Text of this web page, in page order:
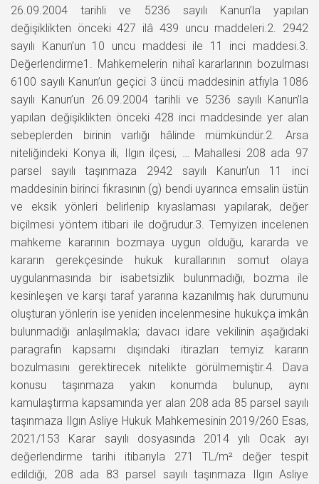
26.09.2004 tarihli ve 5236 sayılı Kanun’la yapılan
değişiklikten önceki 427 ilâ 439 uncu maddeleri.2. 2942
sayılı Kanun’un 10 uncu maddesi ile 11 inci maddesi.3.
Değerlendirme1. Mahkemelerin nihaî kararlarının bozulması
6100 sayılı Kanun’un geçici 3 üncü maddesinin atfıyla 1086
sayılı Kanun’un 26.09.2004 tarihli ve 5236 sayılı Kanun’la
yapılan değişiklikten önceki 428 inci maddesinde yer alan
sebeplerden birinin varlığı hâlinde mümkündür.2. Arsa
niteliğindeki Konya ili, Ilgın ilçesi, … Mahallesi 208 ada 97
parsel sayılı taşınmaza 2942 sayılı Kanun’un 11 inci
maddesinin birinci fıkrasının (g) bendi uyarınca emsalin üstün
ve eksik yönleri belirlenip kıyaslaması yapılarak, değer
biçilmesi yöntem itibari ile doğrudur.3. Temyizen incelenen
mahkeme kararının bozmaya uygun olduğu, kararda ve
kararın gerekçesinde hukuk kurallarının somut olaya
uygulanmasında bir isabetsizlik bulunmadığı, bozma ile
kesinleşen ve karşı taraf yararına kazanılmış hak durumunu
oluşturan yönlerin ise yeniden incelenmesine hukukça imkân
bulunmadığı anlaşılmakla; davacı idare vekilinin aşağıdaki
paragrafın kapsamı dışındaki itirazları temyiz kararın
bozulmasını gerektirecek nitelikte görülmemiştir.4. Dava
konusu taşınmaza yakın konumda bulunup, aynı
kamulaştırma kapsamında yer alan 208 ada 85 parsel sayılı
taşınmaza Ilgın Asliye Hukuk Mahkemesinin 2019/260 Esas,
2021/153 Karar sayılı dosyasında 2014 yılı Ocak ayı
değerlendirme tarihi itibarıyla 271 TL/m² değer tespit
edildiği, 208 ada 83 parsel sayılı taşınmaza Ilgın Asliye